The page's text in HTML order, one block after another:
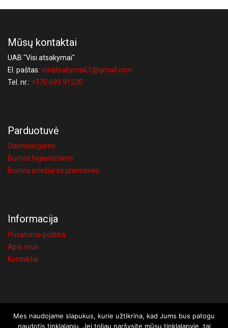
Mūsų kontaktai
UAB "Visi atsakymai"
El. paštas: visiatsakymaiLT@gmail.com
Tel. nr.: +370 699 91230
Parduotuvė
Odontologams
Burnos higienistams
Burnos priežiūros priemonės
Informacija
Privatumo politika
Apie mus
Kontaktai
Visos teisės saugomos © 2026 UAB Visi atsakymai
Mes naudojame slapukus, kurie užtikrina, kad Jums bus patogu
naudotis tinklalapiu. Jei toliau naršysite mūsų tinklalapyje, tai